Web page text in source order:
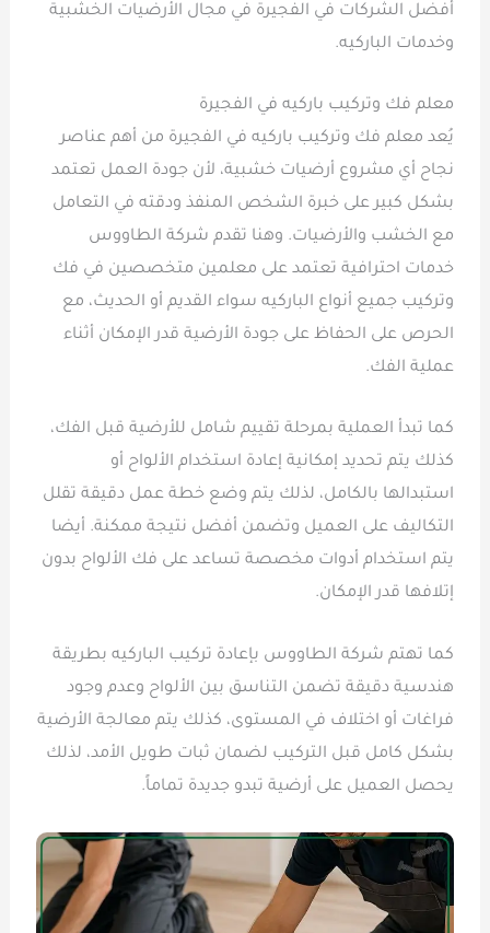
أفضل الشركات في الفجيرة في مجال الأرضيات الخشبية
وخدمات الباركيه.
معلم فك وتركيب باركيه في الفجيرة
يُعد معلم فك وتركيب باركيه في الفجيرة من أهم عناصر
نجاح أي مشروع أرضيات خشبية، لأن جودة العمل تعتمد
بشكل كبير على خبرة الشخص المنفذ ودقته في التعامل
مع الخشب والأرضيات. وهنا تقدم شركة الطاووس
خدمات احترافية تعتمد على معلمين متخصصين في فك
وتركيب جميع أنواع الباركيه سواء القديم أو الحديث، مع
الحرص على الحفاظ على جودة الأرضية قدر الإمكان أثناء
عملية الفك.
كما تبدأ العملية بمرحلة تقييم شامل للأرضية قبل الفك،
كذلك يتم تحديد إمكانية إعادة استخدام الألواح أو
استبدالها بالكامل، لذلك يتم وضع خطة عمل دقيقة تقلل
التكاليف على العميل وتضمن أفضل نتيجة ممكنة. أيضا
يتم استخدام أدوات مخصصة تساعد على فك الألواح بدون
إتلافها قدر الإمكان.
كما تهتم شركة الطاووس بإعادة تركيب الباركيه بطريقة
هندسية دقيقة تضمن التناسق بين الألواح وعدم وجود
فراغات أو اختلاف في المستوى، كذلك يتم معالجة الأرضية
بشكل كامل قبل التركيب لضمان ثبات طويل الأمد، لذلك
يحصل العميل على أرضية تبدو جديدة تماماً.